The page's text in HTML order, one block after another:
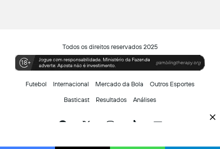
Todos os direitos reservados 2025
Futebol Internacional Mercado da Bola Outros Esportes
Basticast Resultados Análises
Facebook InstagramTikTokSiga-